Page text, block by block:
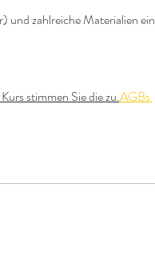
und zahlreiche Materialien
stimmen Sie die zu.AGBs